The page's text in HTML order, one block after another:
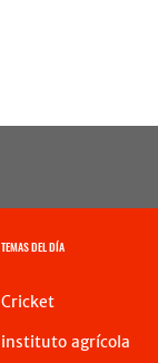
TEMAS DEL DÍA
Cricket
instituto agrícola